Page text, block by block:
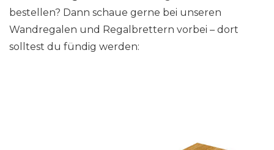
bestellen? Dann schaue gerne bei unseren
Wandregalen und Regalbrettern vorbei – dort
solltest du fündig werden: